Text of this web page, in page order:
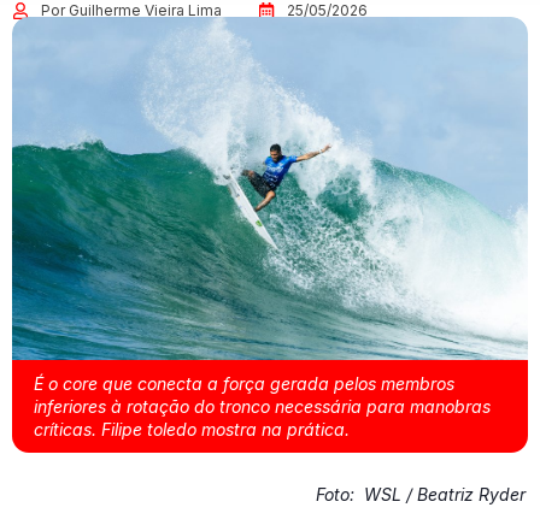
Por Guilherme Vieira Lima 25/05/2026
É o core que conecta a força gerada pelos membros
inferiores à rotação do tronco necessária para manobras
críticas. Filipe toledo mostra na prática.
Foto: WSL / Beatriz Ryder